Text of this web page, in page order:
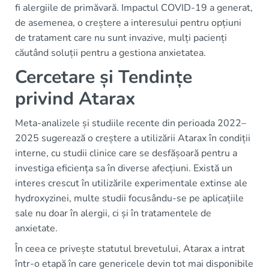
fi alergiile de primăvară. Impactul COVID-19 a generat,
de asemenea, o creștere a interesului pentru opțiuni
de tratament care nu sunt invazive, mulți pacienți
căutând soluții pentru a gestiona anxietatea.
Cercetare și Tendințe
privind Atarax
Meta-analizele și studiile recente din perioada 2022–
2025 sugerează o creștere a utilizării Atarax în condiții
interne, cu studii clinice care se desfășoară pentru a
investiga eficiența sa în diverse afecțiuni. Există un
interes crescut în utilizările experimentale extinse ale
hydroxyzinei, multe studii focusându-se pe aplicațiile
sale nu doar în alergii, ci și în tratamentele de
anxietate.
În ceea ce privește statutul brevetului, Atarax a intrat
într-o etapă în care genericele devin tot mai disponibile